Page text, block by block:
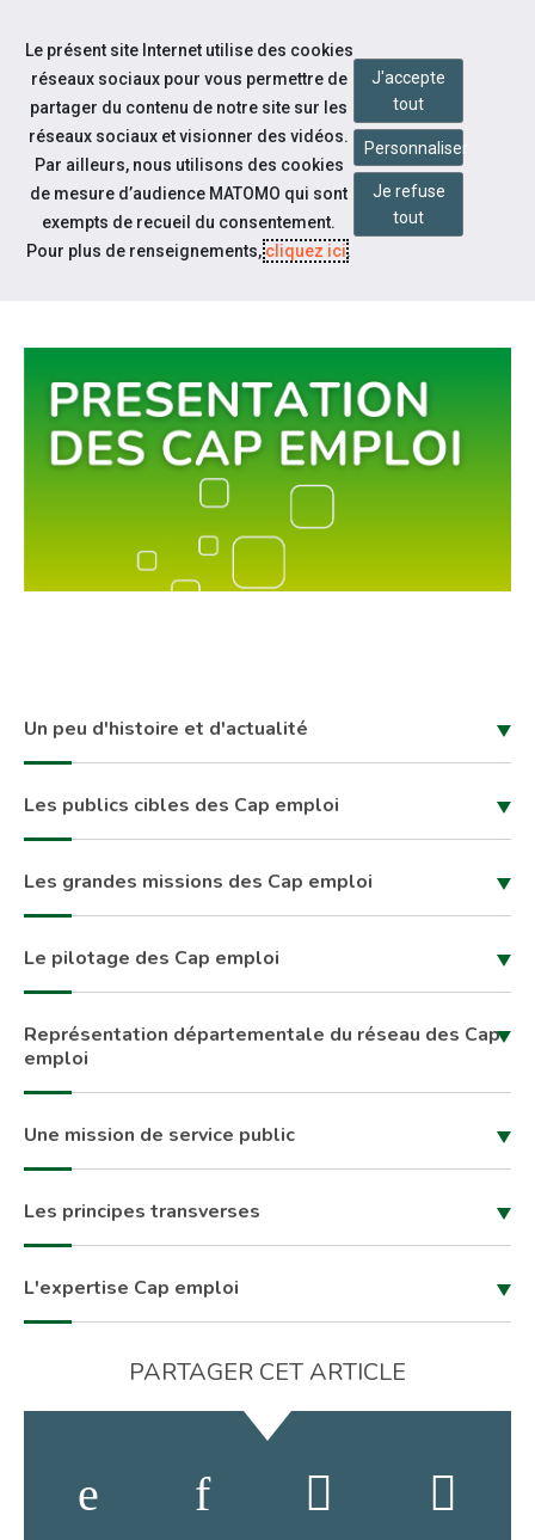
Aller au contenu
Qui sommes-nous ?
TOUT SAVOIR SUR LES CAP
Un peu d'histoire et d'actualité
Les publics cibles des Cap emploi
Les grandes missions des Cap emploi
Le pilotage des Cap emploi
Représentation départementale du réseau des Cap
emploi
Une mission de service public
Les principes transverses
L'expertise Cap emploi
PARTAGER CET ARTICLE
Le présent site Internet utilise des cookies
réseaux sociaux pour vous permettre de
partager du contenu de notre site sur les
réseaux sociaux et visionner des vidéos.
Par ailleurs, nous utilisons des cookies
de mesure d’audience MATOMO qui sont
exempts de recueil du consentement.
Pour plus de renseignements,cliquez ici.
J'accepte
tout
Personnaliser
Je refuse
tout